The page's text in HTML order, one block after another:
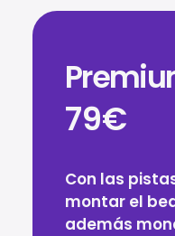
79€
Con las
montar el
además